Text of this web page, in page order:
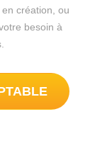
création, ou
besoin à